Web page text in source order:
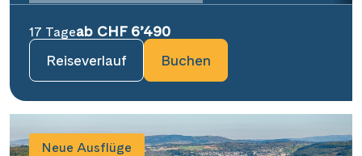
17 Tageab CHF 6’490
Reiseverlauf
Buchen
Neue Ausflüge